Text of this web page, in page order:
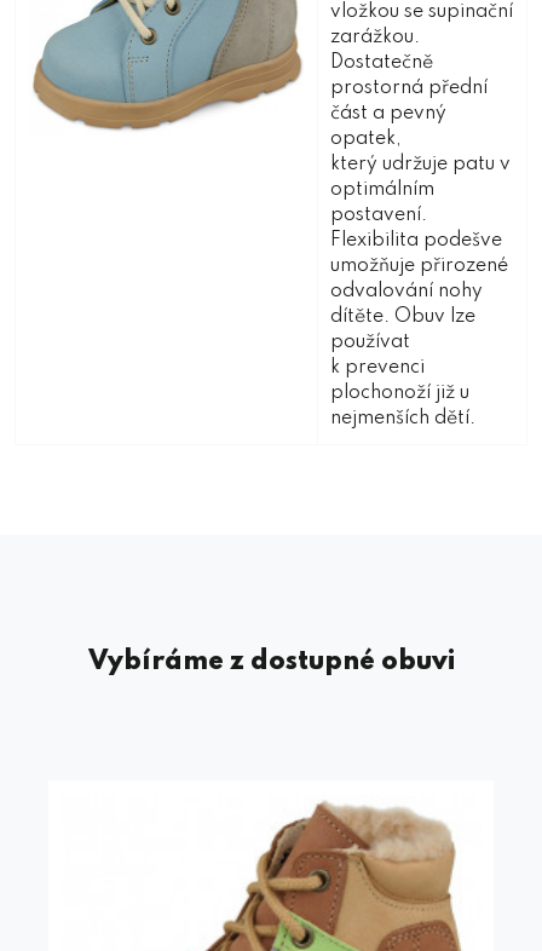
vložkou se supinační
zarážkou.
Dostatečně
prostorná přední
část a pevný
opatek,
který udržuje patu v
optimálním
postavení.
Flexibilita podešve
umožňuje přirozené
odvalování nohy
dítěte. Obuv lze
používat
k prevenci
plochonoží již u
nejmenších dětí.
Vybíráme z dostupné obuvi